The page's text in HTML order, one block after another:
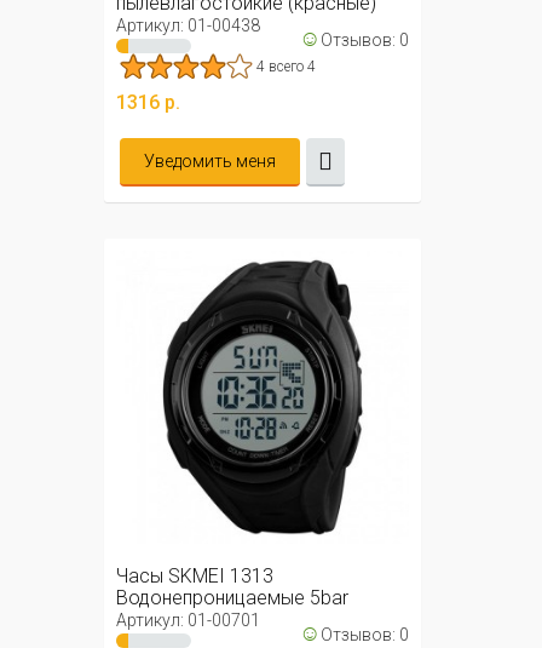
Артикул: 01-00438 ☺ Отзывов: 0
4 всего 4
1316 р.
Уведомить меня
Часы SKMEI 1313
Водонепроницаемые 5bar
(черные)
Артикул: 01-00701 ☺ Отзывов: 0